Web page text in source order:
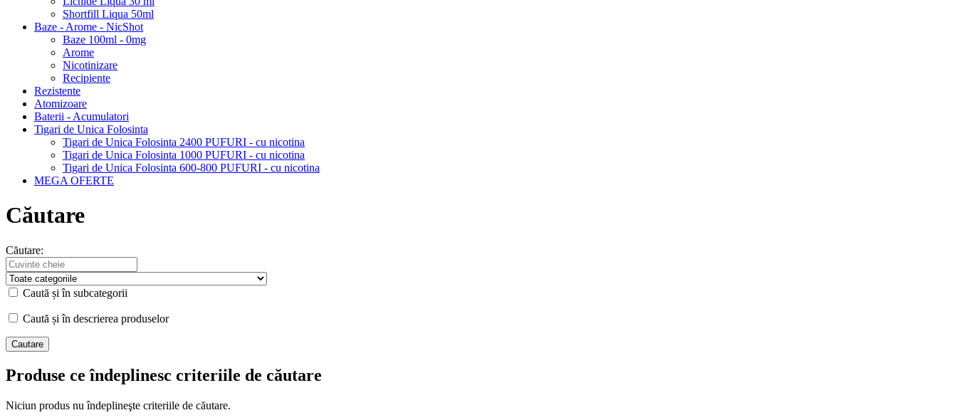
Shortfill Liqua 50ml
Baze - Arome - NicShot
Baze 100ml - 0mg
Arome
Nicotinizare
Recipiente
Rezistente
Atomizoare
Baterii - Acumulatori
Tigari de Unica Folosinta
Tigari de Unica Folosinta 2400 PUFURI - cu nicotina
Tigari de Unica Folosinta 1000 PUFURI - cu nicotina
Tigari de Unica Folosinta 600-800 PUFURI - cu nicotina
MEGA OFERTE
Căutare
Căutare:
Caută și în subcategorii
Caută și în descrierea produselor
Produse ce îndeplinesc criteriile de căutare
Niciun produs nu îndeplineşte criteriile de căutare.